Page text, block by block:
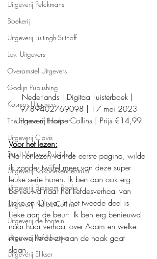
Uitgeverij Pelckmans
Boekerij
Uitgeverij Luitingh-Sijthoff
Lev. Uitgevers
Overamstel Uitgevers
Godijn Publishing
Kosmos Uitgevers
The House of Books
Uitgeverij Clavis
Dutch Venture Publishers
Uitgeverij Kokboekencentrum
Uitgeverij Blossom Books
Uitgeverij HarperCollins
Uitgeverij de Fontein
Uitgeverij Ankhhermes
Uitgeverij Elikser
Nederlands | Digitaal luisterboek |
9789402769098 | 17 mei 2023
Uitgeverij HarperCollins | Prijs €14,99
Voor het lezen:
Na het lezen van de eerste pagina, wilde
ik zonder twijfel meer van deze super
leuke serie horen. Ik ben dan ook erg
benieuwd naar het liefdesverhaal van
Lieke en Olivia. In het tweede deel is
Lieke aan de beurt. Ik ben erg benieuwd
naar haar verhaal over Adam en welke
nieuwe liefde zij aan de haak gaat
slaan.